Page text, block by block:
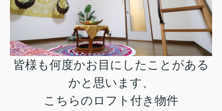
皆様も何度かお目にしたことがある
かと思います、
こちらのロフト付き物件